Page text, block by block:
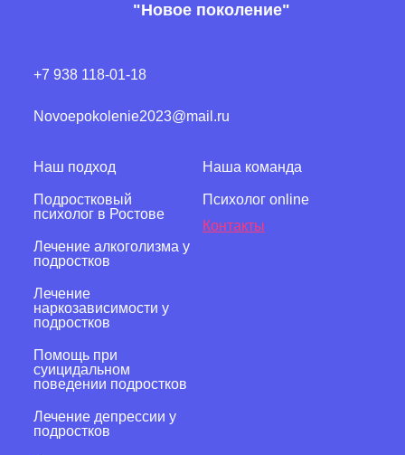
"Новое поколение"
+7 938 118-01-18
Novoepokolenie2023@mail.ru
Наш подход
Подростковый
психолог в Ростове
Лечение алкоголизма у
подростков
Лечение
наркозависимости у
подростков
Помощь при
суицидальном
поведении подростков
Лечение депрессии у
подростков
Наша команда
Психолог online
Контакты